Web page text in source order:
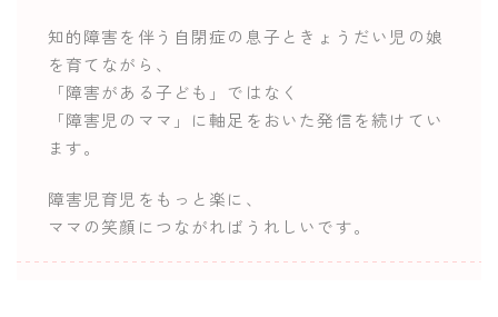
知的障害を伴う自閉症の息子ときょうだい児の娘
を育てながら、
「障害がある子ども」ではなく
「障害児のママ」に軸足をおいた発信を続けてい
ます。
障害児育児をもっと楽に、
ママの笑顔につながればうれしいです。